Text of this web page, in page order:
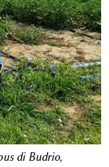
di Budrio,